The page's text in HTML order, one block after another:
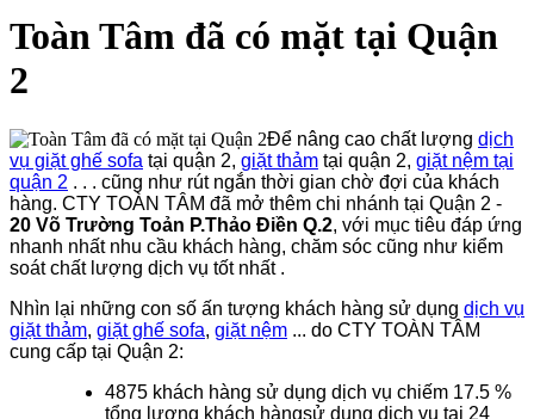
Toàn Tâm đã có mặt tại Quận
2
Để nâng cao chất lượng dịch
vụ giặt ghế sofa tại quận 2, giặt thảm tại quận 2, giặt nệm tại
quận 2 . . . cũng như rút ngắn thời gian chờ đợi của khách
hàng. CTY TOÀN TÂM đã mở thêm chi nhánh tại Quận 2 -
20 Võ Trường Toản P.Thảo Điền Q.2, với mục tiêu đáp ứng
nhanh nhất nhu cầu khách hàng, chăm sóc cũng như kiểm
soát chất lượng dịch vụ tốt nhất .
Nhìn lại những con số ấn tượng khách hàng sử dụng dịch vụ
giặt thảm, giặt ghế sofa, giặt nệm ... do CTY TOÀN TÂM
cung cấp tại Quận 2:
4875 khách hàng sử dụng dịch vụ chiếm 17.5 %
tổng lượng khách hàngsử dụng dịch vụ tại 24